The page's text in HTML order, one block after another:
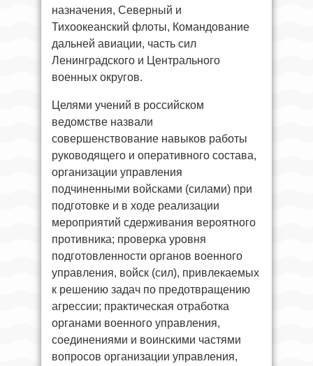
назначения, Северный и
Тихоокеанский флоты, Командование
дальней авиации, часть сил
Ленинградского и Центрального
военных округов.
Целями учений в российском
ведомстве назвали
совершенствование навыков работы
руководящего и оперативного состава,
организации управления
подчиненными войсками (силами) при
подготовке и в ходе реализации
мероприятий сдерживания вероятного
противника; проверка уровня
подготовленности органов военного
управления, войск (сил), привлекаемых
к решению задач по предотвращению
агрессии; практическая отработка
органами военного управления,
соединениями и воинскими частями
вопросов организации управления,